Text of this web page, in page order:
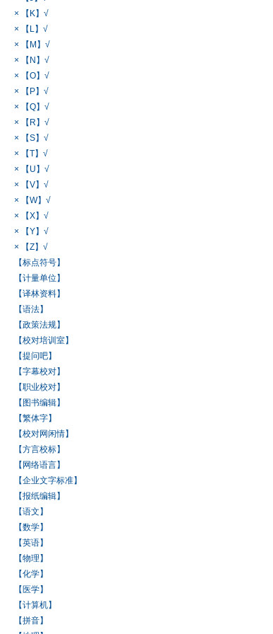
× 【K】√
× 【L】√
× 【M】√
× 【N】√
× 【O】√
× 【P】√
× 【Q】√
× 【R】√
× 【S】√
× 【T】√
× 【U】√
× 【V】√
× 【W】√
× 【X】√
× 【Y】√
× 【Z】√
【标点符号】
【计量单位】
【译林资料】
【语法】
【政策法规】
【校对培训室】
【提问吧】
【字幕校对】
【职业校对】
【图书编辑】
【繁体字】
【校对网闲情】
【方言校标】
【网络语言】
【企业文字标准】
【报纸编辑】
【语文】
【数学】
【英语】
【物理】
【化学】
【医学】
【计算机】
【拼音】